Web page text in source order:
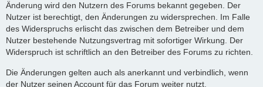
Änderung wird den Nutzern des Forums bekannt gegeben. Der
Nutzer ist berechtigt, den Änderungen zu widersprechen. Im Falle
des Widerspruchs erlischt das zwischen dem Betreiber und dem
Nutzer bestehende Nutzungsvertrag mit sofortiger Wirkung. Der
Widerspruch ist schriftlich an den Betreiber des Forums zu richten.
Die Änderungen gelten auch als anerkannt und verbindlich, wenn
der Nutzer seinen Account für das Forum weiter nutzt.